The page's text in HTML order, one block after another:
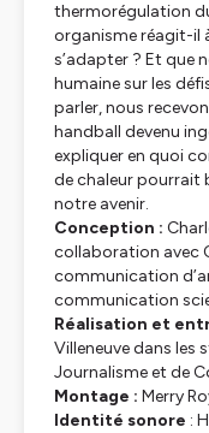
thermorégulation
organisme réagit-il
s’adapter ? Et que
humaine sur les
parler, nous
handball devenu
expliquer en quoi
de chaleur pourrait
notre avenir.
Conception :
collaboration avec
communication
communication
Réalisation et
Villeneuve dans les
Journalisme et de
Montage : Merry
Identité sonore :